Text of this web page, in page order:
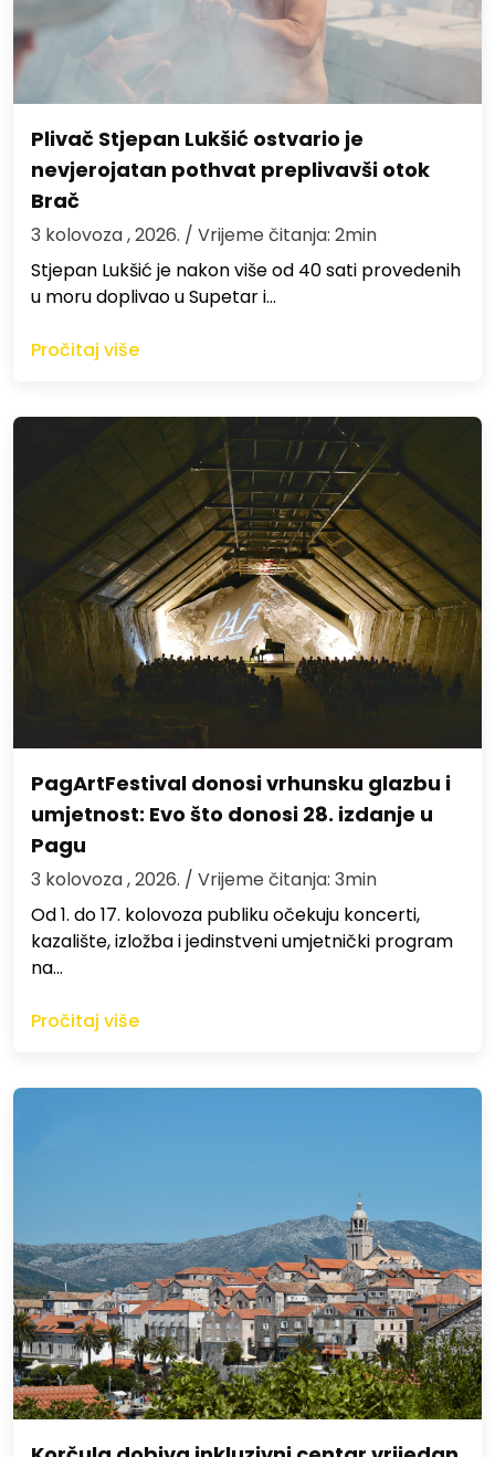
Plivač Stjepan Lukšić ostvario je
nevjerojatan pothvat preplivavši otok
Brač
3 kolovoza , 2026. / Vrijeme čitanja: 2min
St​jepan Lukšić je nakon više od 40 sati provedenih
u moru doplivao u Supetar i…
Pročitaj više
PagArtFestival donosi vrhunsku glazbu i
umjetnost: Evo što donosi 28. izdanje u
Pagu
3 kolovoza , 2026. / Vrijeme čitanja: 3min
Od 1. do 17. kolovoza publiku očekuju koncerti,
kazalište, izložba i jedinstveni umjetnički program
na…
Pročitaj više